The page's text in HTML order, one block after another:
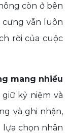
còn ở bên
vẫn luôn
rời của cuộc
mang nhiều
kỷ niệm và
và ghi nhận,
chọn nhân